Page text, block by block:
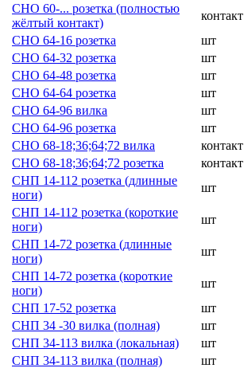
СНО 60-... розетка (полностью
жёлтый контакт)
контакт
СНО 64-16 розетка
шт
СНО 64-32 розетка
шт
СНО 64-48 розетка
шт
СНО 64-64 розетка
шт
СНО 64-96 вилка
шт
СНО 64-96 розетка
шт
СНО 68-18;36;64;72 вилка
контакт
СНО 68-18;36;64;72 розетка
контакт
СНП 14-112 розетка (длинные
ноги)
шт
СНП 14-112 розетка (короткие
ноги)
шт
СНП 14-72 розетка (длинные
ноги)
шт
СНП 14-72 розетка (короткие
ноги)
шт
СНП 17-52 розетка
шт
СНП 34 -30 вилка (полная)
шт
СНП 34-113 вилка (локальная)
шт
СНП 34-113 вилка (полная)
шт